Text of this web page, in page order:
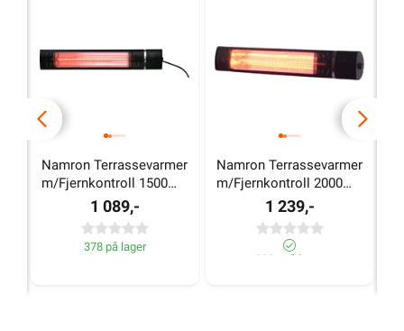
Namron Terrassevarmer
m/Fjernkontroll 1500W
1 089,-
378 på lager
Namron Terrassevarmer
m/Fjernkontroll 2000W
1 239,-
330+ på lager